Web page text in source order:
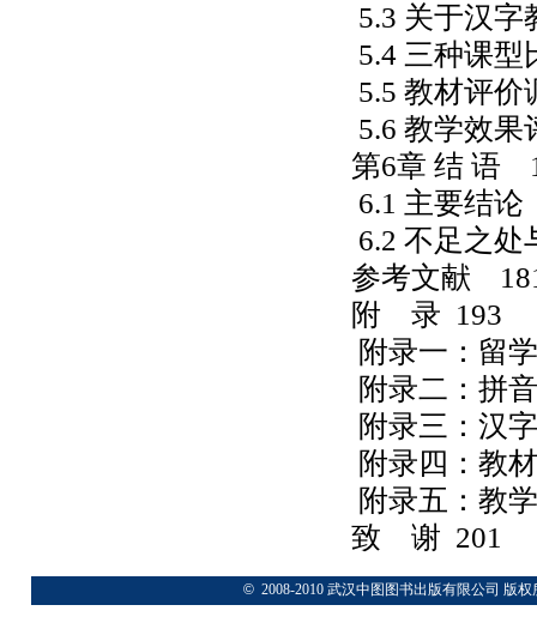
5.3 关于汉字
5.4 三种课型
5.5 教材评价
5.6 教学效果
第6章 结 语
6.1 主要结论
6.2 不足之处
参考文献
附 录 193
附录一：留
附录二：拼
附录三：汉
附录四：教
附录五：教
致 谢 201
© 2008-2010 武汉中图图书出版有限公司